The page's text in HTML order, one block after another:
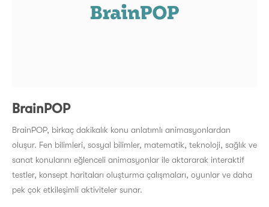
BrainPOP
BrainPOP, birkaç dakikalık konu anlatımlı animasyonlardan
oluşur. Fen bilimleri, sosyal bilimler, matematik, teknoloji, sağlık ve
sanat konularını eğlenceli animasyonlar ile aktararak interaktif
testler, konsept haritaları oluşturma çalışmaları, oyunlar ve daha
pek çok etkileşimli aktiviteler sunar.